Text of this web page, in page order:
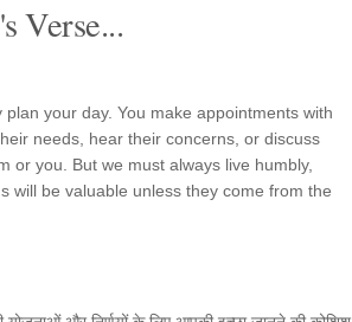
Verse...
your day. You make appointments with
needs, hear their concerns, or discuss
or you. But we must always live humbly,
will be valuable unless they come from the